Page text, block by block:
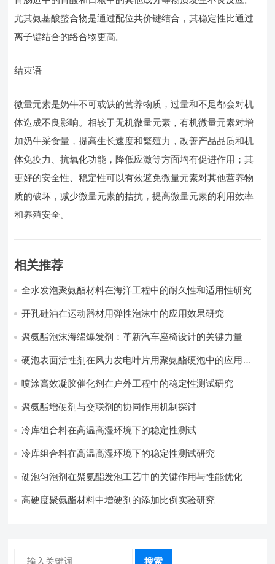
尤其氨基酸螯合物是通过配位共价键结合，其稳定性比通过
离子键结合的络合物更高。
结束语
微量元素是奶牛不可或缺的营养物质，过量和不足都会对机
体造成不良影响。相较于无机微量元素，有机微量元素对增
加奶牛采食量，提高生长速度和繁殖力，改善产品品质和机
体免疫力、抗氧化功能，降低应激等方面均有促进作用；其
更好的安全性、稳定性可以有效避免微量元素对其他营养物
质的破坏，减少微量元素的拮抗，提高微量元素的利用效率
和养殖安全。
相关推荐
全水发泡聚氨酯材料在海洋工程中的耐久性和适用性研究
开孔硅油在运动器材用弹性泡沫中的应用效果研究
聚氨酯泡沫海绵爆发剂：革新汽车座椅设计的关键力量​
硬泡表面活性剂在风力发电叶片用聚氨酯硬泡中的应用实
喷涂高效凝胶催化剂在户外工程中的稳定性测试研究
聚氨酯增硬剂与交联剂的协同作用机制探讨
冷库组合料在高温高湿环境下的稳定性测试​
冷库组合料在高温高湿环境下的稳定性测试研究
硬泡匀泡剂在聚氨酯发泡工艺中的关键作用与性能优化
高硬度聚氨酯材料中增硬剂的添加比例实验研究
搜索